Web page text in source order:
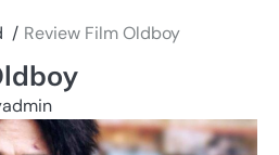
Review Film Oldboy
admin